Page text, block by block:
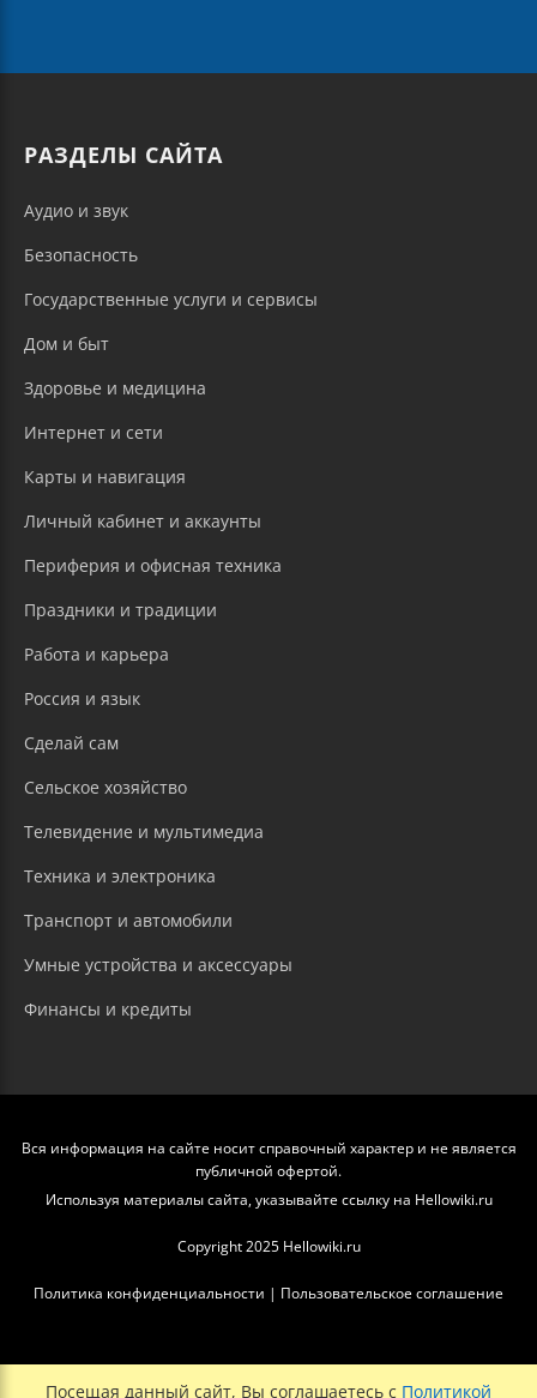
РАЗДЕЛЫ САЙТА
Аудио и звук
Безопасность
Государственные услуги и сервисы
Дом и быт
Здоровье и медицина
Интернет и сети
Карты и навигация
Личный кабинет и аккаунты
Периферия и офисная техника
Праздники и традиции
Работа и карьера
Россия и язык
Сделай сам
Сельское хозяйство
Телевидение и мультимедиа
Техника и электроника
Транспорт и автомобили
Умные устройства и аксессуары
Финансы и кредиты
Вся информация на сайте носит справочный характер и не является
публичной офертой.
Используя материалы сайта, указывайте ссылку на Hellowiki.ru
Copyright 2025 Hellowiki.ru
Политика конфиденциальности | Пользовательское соглашение
Посещая данный сайт, Вы соглашаетесь с Политикой